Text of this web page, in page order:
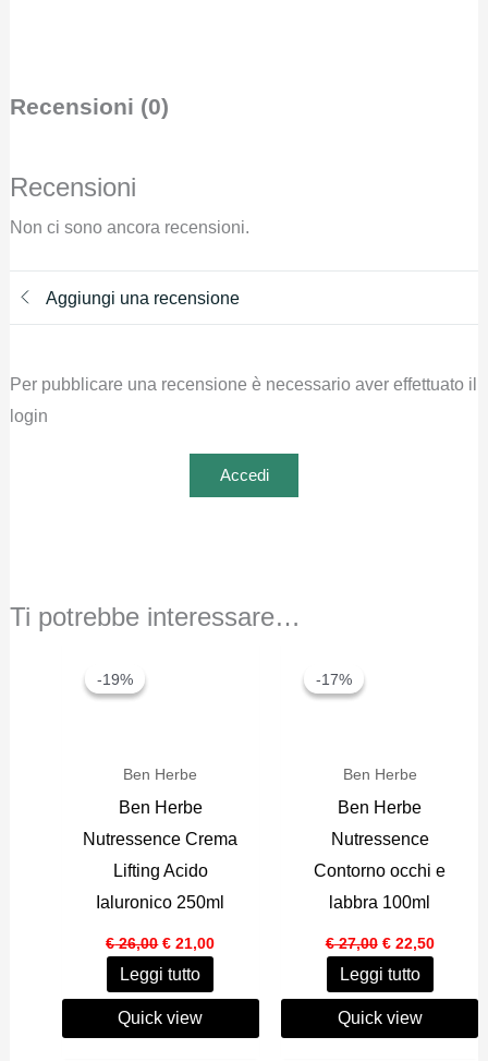
Recensioni (0)
Recensioni
Non ci sono ancora recensioni.
Aggiungi una recensione
Per pubblicare una recensione è necessario aver effettuato il
login
Accedi
Ti potrebbe interessare…
-19%
-19%
Ben Herbe
Ben Herbe
Nutressence Crema
Lifting Acido
Ialuronico 250ml
€26,00 Il
prezzo
originale
era:
€ 26,00.
€ 21,00
Leggi tutto
Quick view
-17%
-17%
Ben Herbe
Ben Herbe
Nutressence
Contorno occhi e
labbra 100ml
€27,00 Il
prezzo
originale
era:
€ 27,00.
€22,50Il
prezzo
è:
Leggi tutto
Quick view